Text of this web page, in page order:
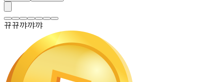
뀨뀨꺄꺄꺄